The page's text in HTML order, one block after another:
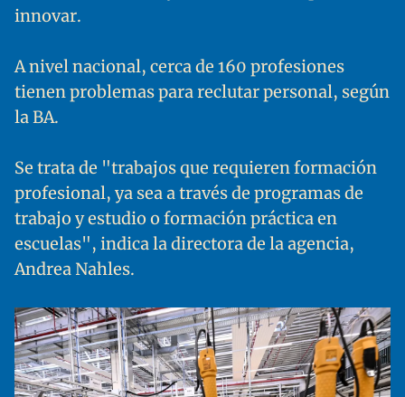
innovar.
A nivel nacional, cerca de 160 profesiones
tienen problemas para reclutar personal, según
la BA.
Se trata de "trabajos que requieren formación
profesional, ya sea a través de programas de
trabajo y estudio o formación práctica en
escuelas", indica la directora de la agencia,
Andrea Nahles.